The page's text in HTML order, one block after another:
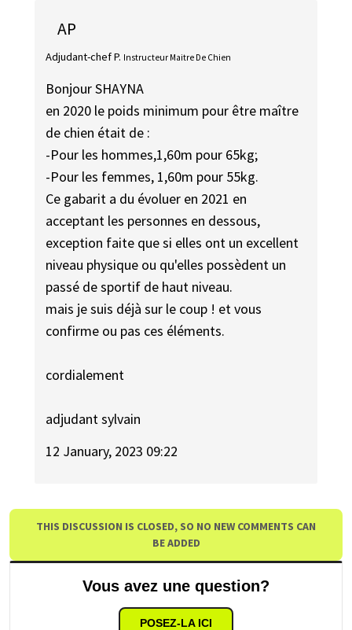
AP
Adjudant-chef P. Instructeur Maitre De Chien
Bonjour SHAYNA
en 2020 le poids minimum pour être maître
de chien était de :
-Pour les hommes,1,60m pour 65kg;
-Pour les femmes, 1,60m pour 55kg.
Ce gabarit a du évoluer en 2021 en
acceptant les personnes en dessous,
exception faite que si elles ont un excellent
niveau physique ou qu'elles possèdent un
passé de sportif de haut niveau.
mais je suis déjà sur le coup ! et vous
confirme ou pas ces éléments.
cordialement
adjudant sylvain
12 January, 2023 09:22
THIS DISCUSSION IS CLOSED, SO NO NEW COMMENTS CAN
BE ADDED
Vous avez une question?
POSEZ-LA ICI